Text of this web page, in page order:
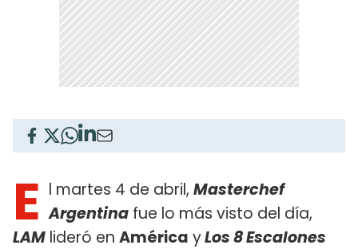
E l martes 4 de abril, Masterchef
Argentina fue lo más visto del día,
LAM lideró en América yLos 8 Escalones